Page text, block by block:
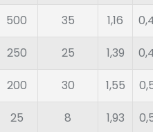
500 35 1,16
250 25 1,39
200 30 1,55
25 8 1,93